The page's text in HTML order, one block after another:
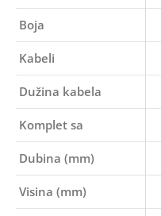
Boja
Kabeli
Dužina kabela
Komplet sa
Dubina (mm)
Visina (mm)